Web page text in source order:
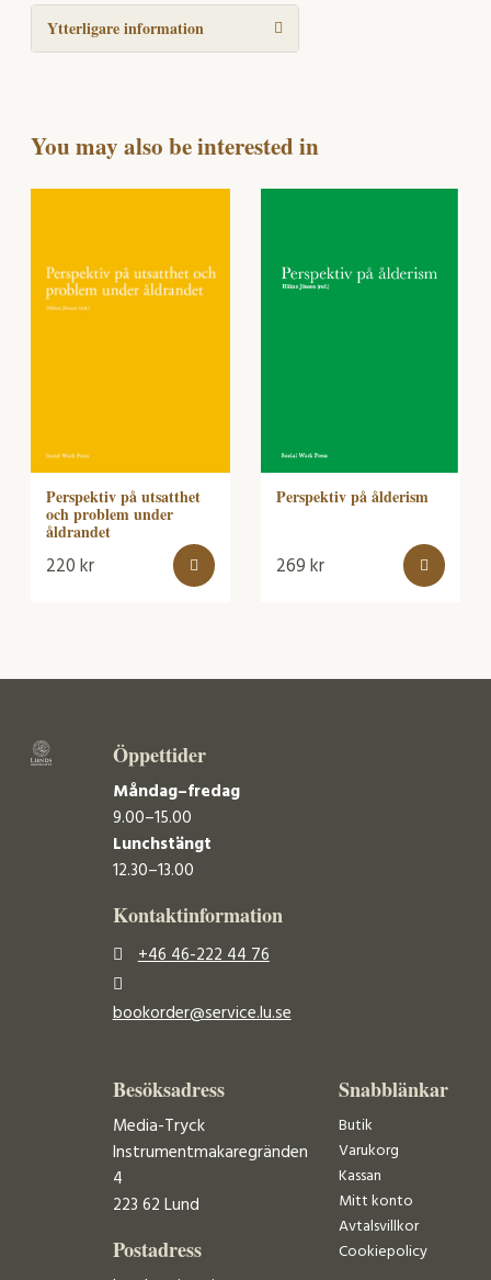
Ytterligare information
You may also be interested in
Perspektiv på utsatthet
och problem under
åldrandet
220kr
Perspektiv på ålderism
269kr
Öppettider
Måndag–fredag
9.00–15.00
Lunchstängt
12.30–13.00
Kontaktinformation
+46 46-222 44 76
bookorder@service.lu.se
Besöksadress
Media-Tryck
Instrumentmakaregränden
4
223 62 Lund
Postadress
Snabblänkar
Butik
Varukorg
Kassan
Mitt konto
Avtalsvillkor
Cookiepolicy